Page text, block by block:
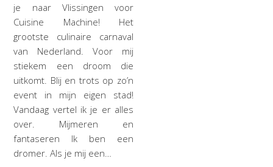
je naar Vlissingen voor
Cuisine Machine! Het
grootste culinaire carnaval
van Nederland. Voor mij
stiekem een droom die
uitkomt. Blij en trots op zo’n
event in mijn eigen stad!
Vandaag vertel ik je er alles
over. Mijmeren en
fantaseren Ik ben een
dromer. Als je mij een…